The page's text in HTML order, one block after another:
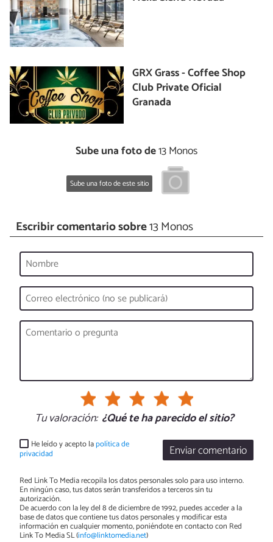
GRX Grass - Coffee Shop
Club Private Oficial
Granada
Sube una foto de13 Monos
Sube una foto de este sitio
Escribir comentario sobre13 Monos
Tu valoración: ¿Qué te ha parecido el sitio?
Enviar comentario
He leído y acepto lapolítica de
privacidad
Red Link To Media recopila los datos personales solo para uso interno.
En ningún caso, tus datos serán transferidos a terceros sin tu
autorización.
De acuerdo con la ley del 8 de diciembre de 1992, puedes acceder a la
base de datos que contiene tus datos personales y modificar esta
información en cualquier momento, poniéndote en contacto con Red
Link To Media SL (info@linktomedia.net)